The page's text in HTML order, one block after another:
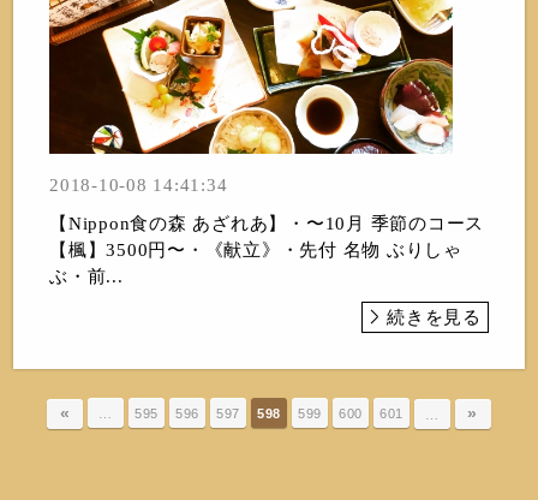
2018-10-08 14:41:34
【Nippon食の森 あざれあ】・〜10月 季節のコース
【楓】3500円〜・《献立》・先付 名物 ぶりしゃ
ぶ・前...
続きを見る
« 595 596 597 598 599 600 601 »